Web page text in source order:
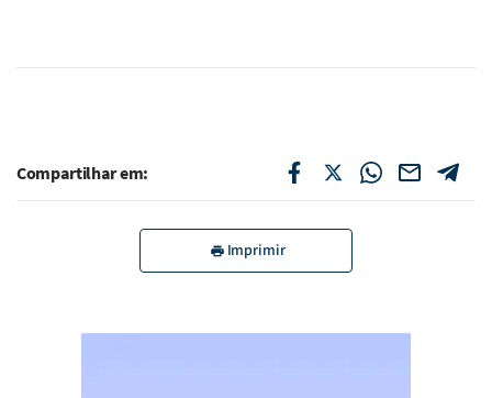
Compartilhar em:
Imprimir